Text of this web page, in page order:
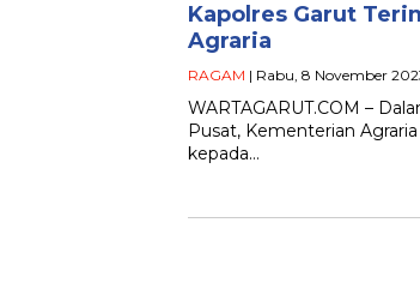
Kapolres Garut
Agraria
RAGAM | Rabu, 8 November
WARTAGARUT.COM –
Pusat, Kementerian
kepada…